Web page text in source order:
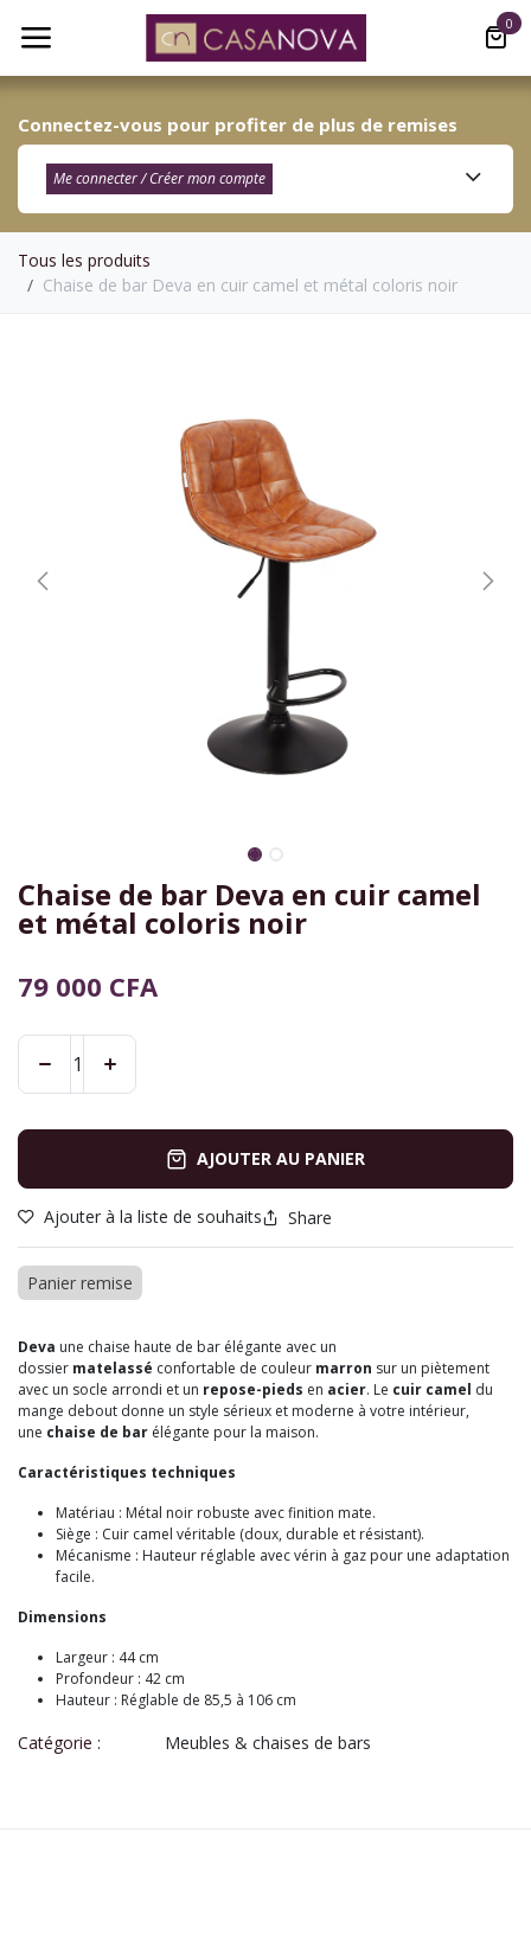
0
Connectez-vous pour profiter de plus de remises
Me connecter / Créer mon compte​
Tous les produits
Chaise de bar Deva en cuir camel et métal coloris noir
Chaise de bar Deva en cuir camel
et métal coloris noir
79 000 CFA
AJOUTER AU PANIER
Ajouter à la liste de souhaits Share
Panier remise
Deva une chaise haute de bar élégante avec un
dossier matelassé confortable de couleur marron sur un piètement
avec un socle arrondi et un repose-pieds en acier. Le cuir camel du
mange debout donne un style sérieux et moderne à votre intérieur,
une chaise de bar élégante pour la maison.
Caractéristiques techniques
Matériau : Métal noir robuste avec finition mate.
Siège : Cuir camel véritable (doux, durable et résistant).
Mécanisme : Hauteur réglable avec vérin à gaz pour une adaptation
facile.
Dimensions
Largeur : 44 cm
Profondeur : 42 cm
Hauteur : Réglable de 85,5 à 106 cm
Catégorie : Meubles & chaises de bars